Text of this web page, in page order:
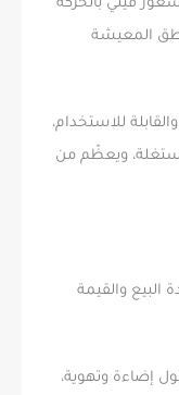
فيلي بالحركة
المعيشة
للاستخدام،
ويعظّم من
البيع والقيمة
إضاءة وتهوية،